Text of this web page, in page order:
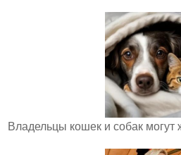
Владельцы кошек и собак могут